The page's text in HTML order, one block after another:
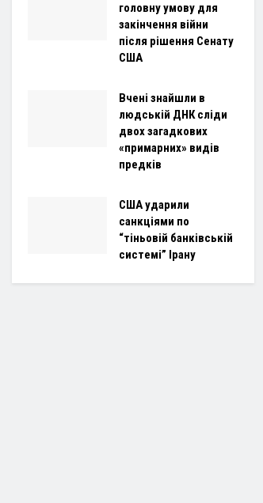
головну умову для
закінчення війни
після рішення Сенату
США
Вчені знайшли в
людській ДНК сліди
двох загадкових
«примарних» видів
предків
США ударили
санкціями по
“тіньовій банківській
системі” Ірану